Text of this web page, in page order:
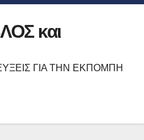
και
ΓΙΑ ΤΗΝ ΕΚΠΟΜΠΗ